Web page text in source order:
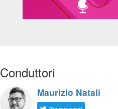
Conduttori
Maurizio Natali